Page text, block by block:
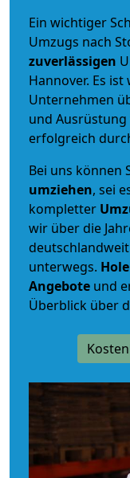
Ein wichtiger
Umzugs nach
zuverlässigen
Hannover. Es
Unternehmen
und
erfolgreich
Bei uns können
umziehen, sei
kompletter
wir über die
unterwegs.
Angebote und
Überblick über